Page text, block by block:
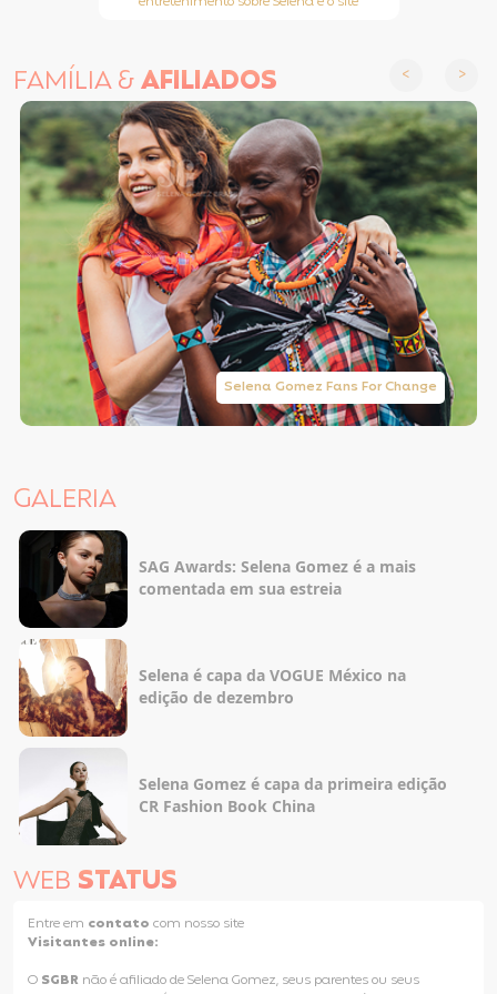
FAMÍLIA &AFILIADOS
Selena Gomez Fans For Change
GALERIA
SAG Awards: Selena Gomez é a mais
comentada em sua estreia
Selena é capa da VOGUE México na
edição de dezembro
Selena Gomez é capa da primeira edição
CR Fashion Book China
WEB STATUS
Entre em contato com nosso site
Visitantes online:
O SGBR não é afiliado de Selena Gomez, seus parentes ou seus